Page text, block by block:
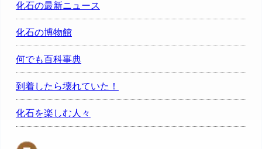
化石の最新ニュース
化石の博物館
何でも百科事典
到着したら壊れていた！
化石を楽しむ人々